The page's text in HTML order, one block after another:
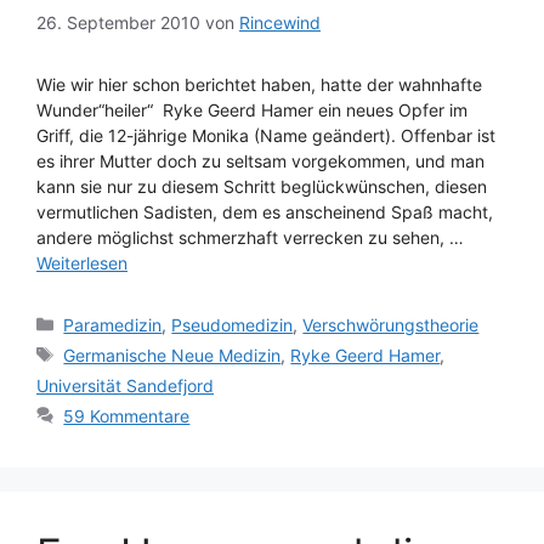
26. September 2010 von Rincewind
Wie wir hier schon berichtet haben, hatte der wahnhafte
Wunder“heiler“ Ryke Geerd Hamer ein neues Opfer im
Griff, die 12-jährige Monika (Name geändert). Offenbar ist
es ihrer Mutter doch zu seltsam vorgekommen, und man
kann sie nur zu diesem Schritt beglückwünschen, diesen
vermutlichen Sadisten, dem es anscheinend Spaß macht,
andere möglichst schmerzhaft verrecken zu sehen, …
Weiterlesen
Kategorien
Paramedizin, Pseudomedizin,Verschwörungstheorie
Schlagwörter
Germanische Neue Medizin, Ryke Geerd Hamer,
Universität Sandefjord
59 Kommentare